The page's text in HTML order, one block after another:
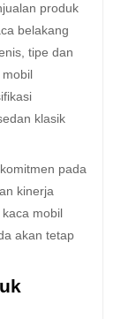
produk
belakang
tipe dan
klasik
pada
kinerja
mobil
akan tetap